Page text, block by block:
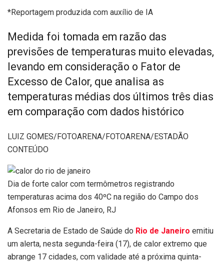
*Reportagem produzida com auxílio de IA
Medida foi tomada em razão das
previsões de temperaturas muito elevadas,
levando em consideração o Fator de
Excesso de Calor, que analisa as
temperaturas médias dos últimos três dias
em comparação com dados histórico
LUIZ GOMES/FOTOARENA/FOTOARENA/ESTADÃO
CONTEÚDO
Dia de forte calor com termômetros registrando
temperaturas acima dos 40ºC na região do Campo dos
Afonsos em Rio de Janeiro, RJ
A Secretaria de Estado de Saúde do Rio de Janeiro emitiu
um alerta, nesta segunda-feira (17), de calor extremo que
abrange 17 cidades, com validade até a próxima quinta-